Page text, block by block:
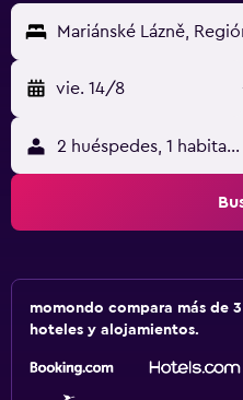
vie. 14/8
2 huéspedes, 1
momondo compara más de
hoteles y alojamientos.